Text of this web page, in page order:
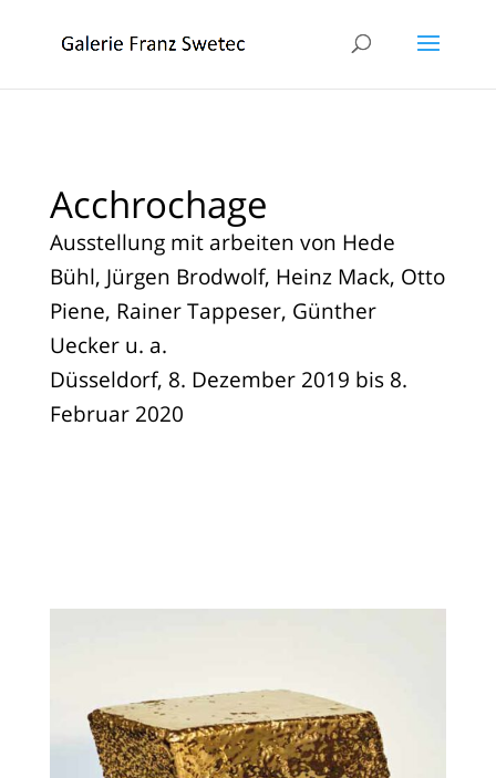
Acchrochage
Ausstellung mit arbeiten von Hede
Bühl, Jürgen Brodwolf, Heinz Mack, Otto
Piene, Rainer Tappeser, Günther
Uecker u. a.
Düsseldorf, 8. Dezember 2019 bis 8.
Februar 2020